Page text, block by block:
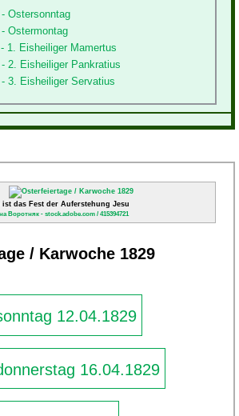
Ostersonntag
Ostermontag
1. Eisheiliger Mamertus
2. Eisheiliger Pankratius
3. Eisheiliger Servatius
ist das Fest der Auferstehung Jesu
Воротняк - stock.adobe.com / 415394721
/ Karwoche 1829
12.04.1829
16.04.1829